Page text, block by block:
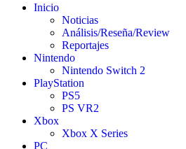
Inicio
Noticias
Análisis/Reseña/Review
Reportajes
Nintendo
Nintendo Switch 2
PlayStation
PS5
PS VR2
Xbox
Xbox X Series
PC